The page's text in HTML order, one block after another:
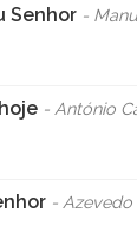
Senhor -
- António
- Azevedo